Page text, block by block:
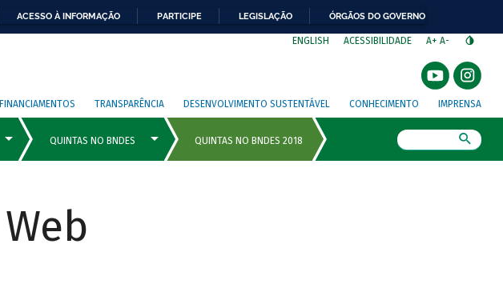
ACESSO À INFORMAÇÃO PARTICIPE LEGISLAÇÃO ÓRGÃOS DO GOVERNO
ENGLISH ACESSIBILIDADE A+ A-
FINANCIAMENTOS TRANSPARÊNCIA DESENVOLVIMENTO SUSTENTÁVEL CONHECIMENTO IMPRENSA